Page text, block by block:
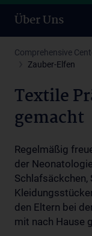
Über Uns
Comprehensive
Zauber-Elfen
Textile
gemacht
Regelmäßig
der
Schlafsäckchen,
den Eltern bei
mit nach Hause